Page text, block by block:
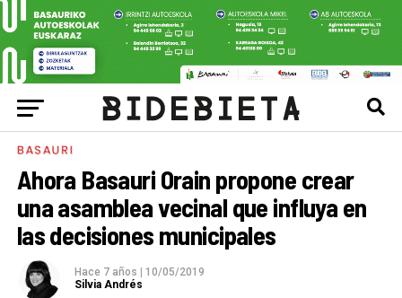
BASAURI
Ahora Basauri Orain propone crear
una asamblea vecinal que influya en
las decisiones municipales
Hace 7 años
10/05/2019
Silvia Andrés